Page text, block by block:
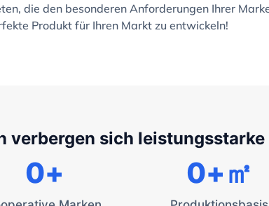
die den besonderen Anforderungen Ihrer
Produkt für Ihren Markt zu entwickeln!
verbergen sich
0+ 0+㎡